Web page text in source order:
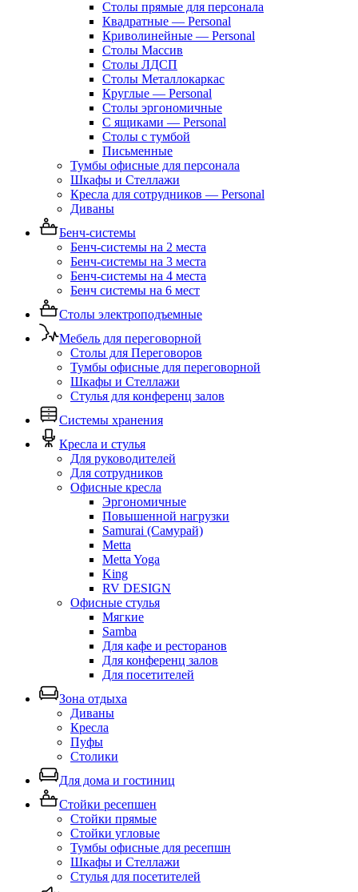
Столы прямые для персонала
Квадратные — Personal
Криволинейные — Personal
Столы Массив
Столы ЛДСП
Столы Металлокаркас
Круглые — Personal
Столы эргономичные
С ящиками — Personal
Столы с тумбой
Письменные
Тумбы офисные для персонала
Шкафы и Стеллажи
Кресла для сотрудников — Personal
Диваны
Бенч-системы
Бенч-системы на 2 места
Бенч-системы на 3 места
Бенч-системы на 4 места
Бенч системы на 6 мест
Столы электроподъемные
Мебель для переговорной
Столы для Переговоров
Тумбы офисные для переговорной
Шкафы и Стеллажи
Стулья для конференц залов
Системы хранения
Кресла и стулья
Для руководителей
Для сотрудников
Офисные кресла
Эргономичные
Повышенной нагрузки
Samurai (Самурай)
Metta
Metta Yoga
King
RV DESIGN
Офисные стулья
Мягкие
Samba
Для кафе и ресторанов
Для конференц залов
Для посетителей
Зона отдыха
Диваны
Кресла
Пуфы
Столики
Для дома и гостиниц
Стойки ресепшен
Стойки прямые
Стойки угловые
Тумбы офисные для ресепшн
Шкафы и Стеллажи
Стулья для посетителей